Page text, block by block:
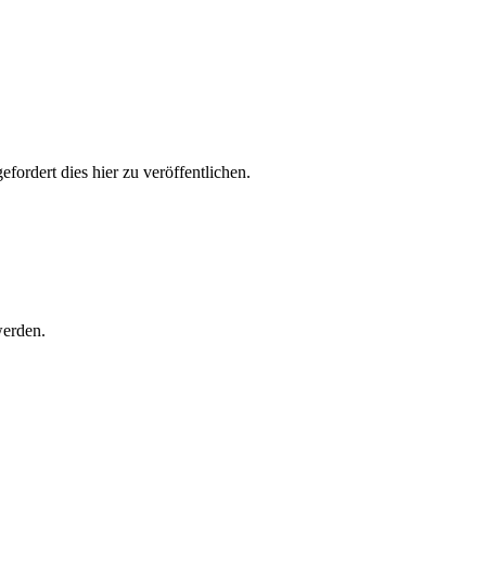
dies hier zu veröffentlichen.